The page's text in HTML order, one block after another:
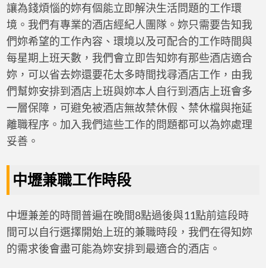
讓為錢煩惱的妳有個能立即解決生活問題的工作環
境。我們有專業的酒店經紀人團隊。妳只需要告知我
們妳希望的工作內容、環境以及可配合的工作時間與
每星期上班天數，我們會立即告知妳有那些酒店適合
妳，可以省去妳還要花太多時間找尋酒店工作，由我
們幫妳安排到酒店上班與妳本人自行到酒店上班會多
一層保障，可避免被酒店無故禁休假、禁休檔與拖延
離職程序。加入我們這些工作的問題都可以為妳處理
妥善。
中壢兼職工作時段
中壢兼差的時間普遍在晚間8點過後與11點前這段時
間可以自行選擇開始上班的兼職時段，我們在得知妳
的需求後會盡可能為妳安排到最適合的酒店。